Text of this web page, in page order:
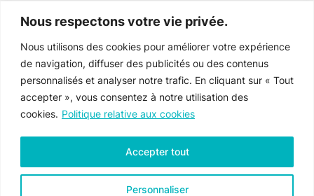
Nous respectons votre vie privée.
Nous utilisons des cookies pour améliorer votre expérience
de navigation, diffuser des publicités ou des contenus
personnalisés et analyser notre trafic. En cliquant sur « Tout
accepter », vous consentez à notre utilisation des
cookies. Politique relative aux cookies
Personnaliser
Accepter tout
Merci à nos partenaires